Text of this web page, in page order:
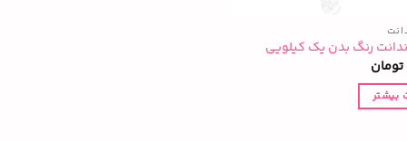
رنگ بدن یک کیلویی
تومان
بیشتر